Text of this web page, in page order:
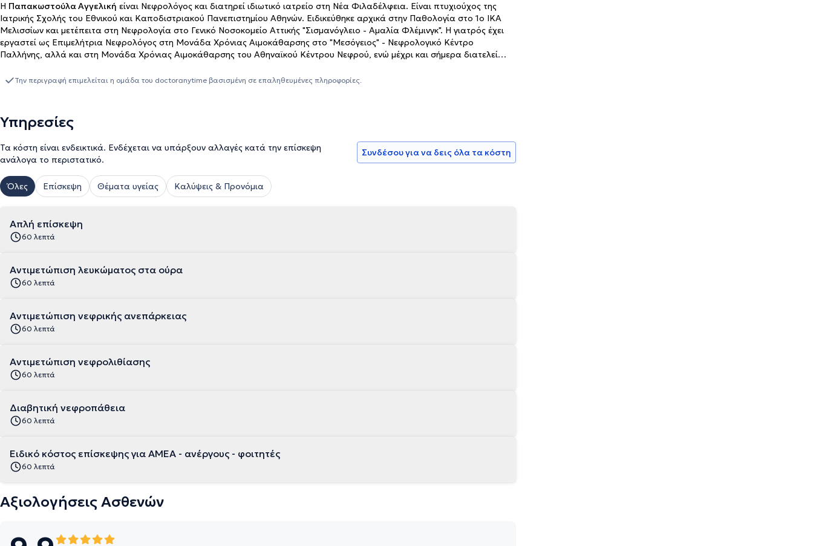
Η Παπακωστούλα Αγγελική είναι Νεφρολόγος και διατηρεί ιδιωτικό ιατρείο στη Νέα Φιλαδέλφεια. Είναι πτυχιούχος της
Ιατρικής Σχολής του Εθνικού και Καποδιστριακού Πανεπιστημίου Αθηνών. Ειδικεύθηκε αρχικά στην Παθολογία στο 1ο ΙΚΑ
Μελισσίων και μετέπειτα στη Νεφρολογία στο Γενικό Νοσοκομείο Αττικής "Σισμανόγλειο - Αμαλία Φλέμινγκ". Η γιατρός έχει
εργαστεί ως Επιμελήτρια Νεφρολόγος στη Μονάδα Χρόνιας Αιμοκάθαρσης στο "Μεσόγειος" - Νεφρολογικό Κέντρο
Παλλήνης, αλλά και στη Μονάδα Χρόνιας Αιμοκάθαρσης του Αθηναϊκού Κέντρου Νεφρού, ενώ μέχρι και σήμερα διατελεί
ιδιαίτερες ανάγκες κάθε ασθενούς. Τέλος, η γιατρός είναι μέλος του Ιατρικού Συλλόγου Αθηνών και της Ελληνικής
Την περιγραφή επιμελείται η ομάδα του doctoranytime βασισμένη σε επαληθευμένες πληροφορίες.
Υπηρεσίες
Τα κόστη είναι ενδεικτικά. Ενδέχεται να υπάρξουν αλλαγές κατά την επίσκεψη
ανάλογα το περιστατικό.
Συνδέσου για να δεις όλα τα κόστη
Όλες Επίσκεψη Θέματα υγείας Καλύψεις & Προνόμια
Απλή επίσκεψη
60 λεπτά
Αντιμετώπιση λευκώματος στα ούρα
60 λεπτά
Αντιμετώπιση νεφρικής ανεπάρκειας
60 λεπτά
Αντιμετώπιση νεφρολιθίασης
60 λεπτά
Διαβητική νεφροπάθεια
60 λεπτά
Ειδικό κόστος επίσκεψης για ΑΜΕΑ - ανέργους - φοιτητές
60 λεπτά
Αξιολογήσεις Ασθενών